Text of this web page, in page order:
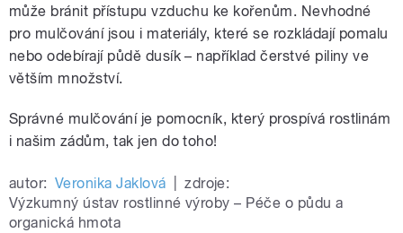
může bránit přístupu vzduchu ke kořenům. Nevhodné
pro mulčování jsou i materiály, které se rozkládají pomalu
nebo odebírají půdě dusík – například čerstvé piliny ve
větším množství.
Správné mulčování je pomocník, který prospívá rostlinám
i našim zádům, tak jen do toho!
autor: Veronika Jaklová
zdroje:
Výzkumný ústav rostlinné výroby – Péče o půdu a
organická hmota